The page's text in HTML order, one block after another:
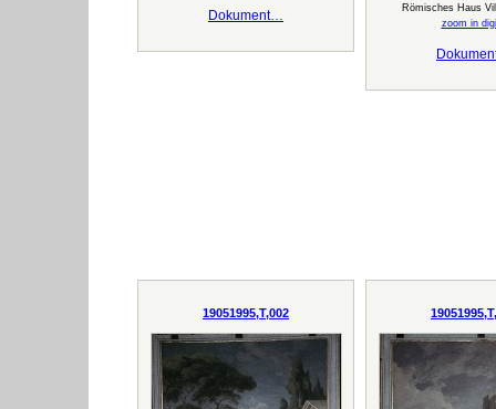
Dokument…
Römisches Haus
zoom in
19051995,T,002